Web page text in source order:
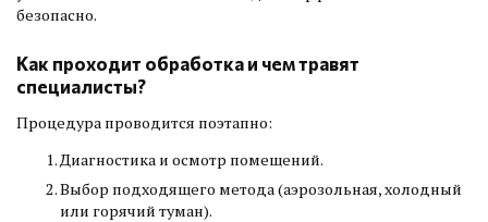
безопасно.
Как проходит обработка и чем травят
специалисты?
Процедура проводится поэтапно:
Диагностика и осмотр помещений.
Выбор подходящего метода (аэрозольная, холодный
или горячий туман).